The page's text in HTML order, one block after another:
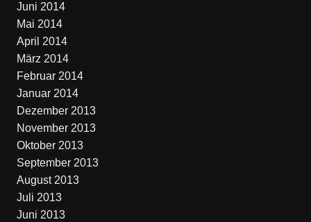
Juni 2014
Mai 2014
April 2014
März 2014
Februar 2014
Januar 2014
Dezember 2013
November 2013
Oktober 2013
September 2013
August 2013
Juli 2013
Juni 2013